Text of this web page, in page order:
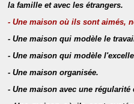
la famille et avec les étrangers.
- Une maison où ils sont aimés,
- Une maison qui modèle le
- Une maison qui modèle
- Une maison organisée.
- Une maison avec une régularité